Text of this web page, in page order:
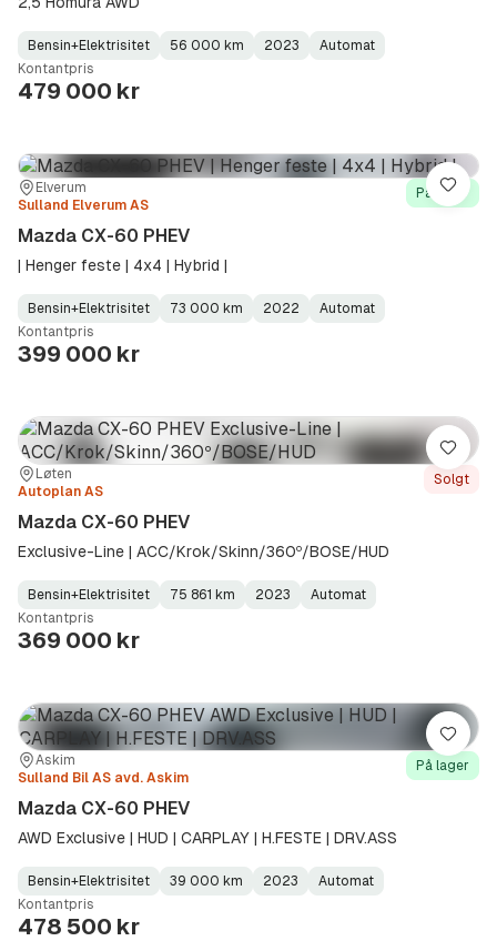
Fuel
Type:
Bensin+Elektrisitet
Kilometerstand: 56 000 km
Model
Year:
2023
Gearbox
Type:
Automat
Kontantpris
479 000 kr
Sted:Elverum
Forhandler:
Sulland Elverum AS
På lager
Mazda CX-60 PHEV
| Henger feste | 4x4 | Hybrid |
Fuel
Type:
Bensin+Elektrisitet
Kilometerstand: 73 000 km
Model
Year:
2022
Gearbox
Type:
Automat
Kontantpris
399 000 kr
Lagre
Sted:
Løten
Forhandler:
Autoplan AS
Solgt
Mazda CX-60 PHEV
Exclusive-Line | ACC/Krok/Skinn/360º/BOSE/HUD
Fuel
Type:
Bensin+Elektrisitet
Kilometerstand: 75 861 km
Model
Year:
2023
Gearbox
Type:
Automat
Kontantpris
369 000 kr
Lagre
Sted:
Askim
Forhandler:
Sulland Bil AS avd. Askim
På lager
Mazda CX-60 PHEV
AWD Exclusive | HUD | CARPLAY | H.FESTE | DRV.ASS
Fuel
Type:
Bensin+Elektrisitet
Kilometerstand: 39 000 km
Model
Year:
2023
Gearbox
Type:
Automat
Kontantpris
478 500 kr
Lagre